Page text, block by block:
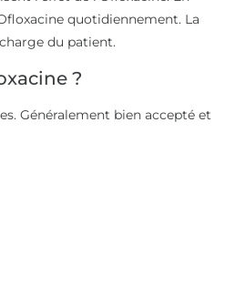
quotidiennement. La
du patient.
?
Généralement bien accepté et